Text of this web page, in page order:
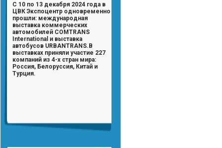
С 10 по 13 декабря 2024 года в
ЦВК Экспоцентр одновременно
прошли: международная
выставка коммерческих
автомобилей COMTRANS
International и выставка
автобусов URBANTRANS.В
выставках приняли участие 227
компаний из 4-х стран мира:
Россия, Белоруссия, Китай и
Турция.